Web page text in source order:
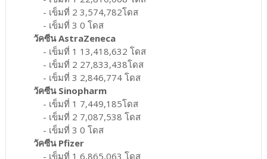
- เข็มที่ 2 3,574,782โดส
- เข็มที่ 3 0 โดส
วัคซีน AstraZeneca
- เข็มที่ 1 13,418,632 โดส
- เข็มที่ 2 27,833,438โดส
- เข็มที่ 3 2,846,774 โดส
วัคซีน Sinopharm
- เข็มที่ 1 7,449,185โดส
- เข็มที่ 2 7,087,538 โดส
- เข็มที่ 3 0 โดส
วัคซีน Pfizer
- เข็มที่ 1 6,865,063 โดส